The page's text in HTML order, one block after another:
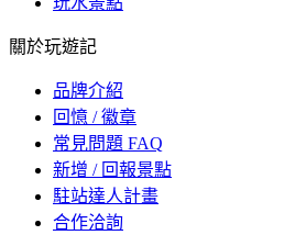
關於玩遊記
品牌介紹
回憶 / 徽章
常見問題 FAQ
新增 / 回報景點
駐站達人計畫
合作洽詢